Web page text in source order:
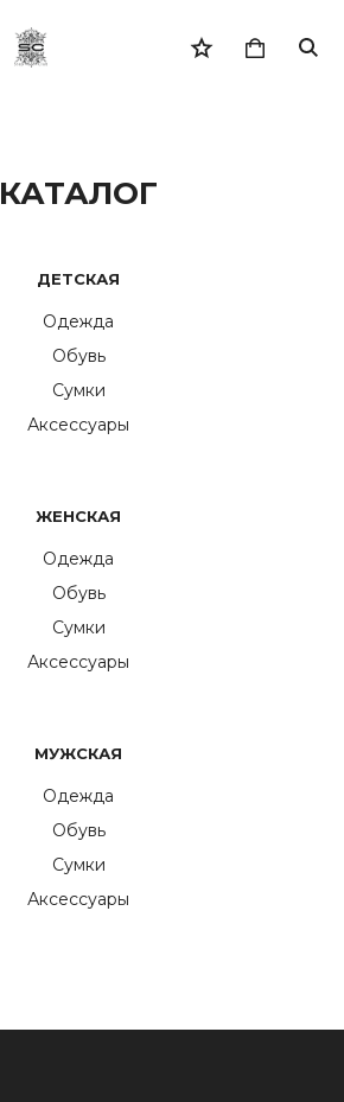
КАТАЛОГ
ДЕТСКАЯ
Одежда
Обувь
Сумки
Аксессуары
ЖЕНСКАЯ
Одежда
Обувь
Сумки
Аксессуары
МУЖСКАЯ
Одежда
Обувь
Сумки
Аксессуары